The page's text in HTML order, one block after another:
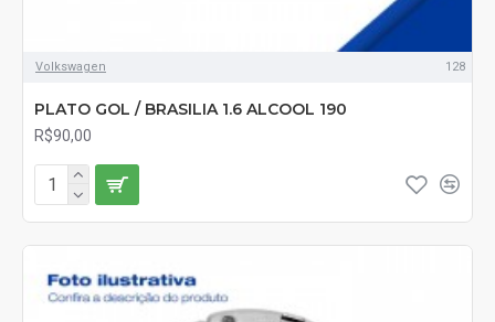
Volkswagen 128
PLATO GOL / BRASILIA 1.6 ALCOOL 190
R$90,00